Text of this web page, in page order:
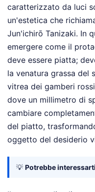
caratterizzato da luci
un'estetica che
Jun'ichirō Tanizaki. In
emergere come il
deve essere piatta;
la venatura grassa del
vitrea dei gamberi
dove un millimetro di
cambiare
del piatto,
oggetto del desiderio
💡 Potrebbe